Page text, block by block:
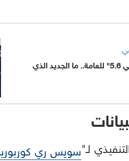
طرح "جي بي تي 5.6" للعامة.. ما الجديد الذي
لـ"سويس ري